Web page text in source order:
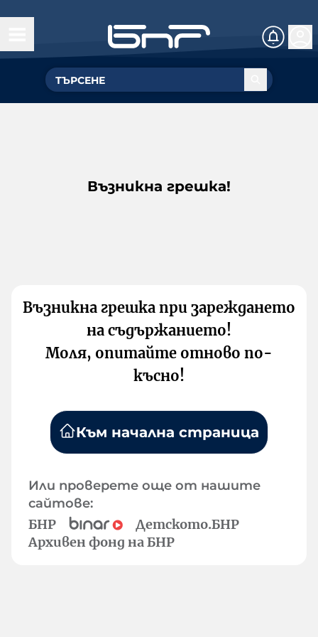
Възникна грешка!
Възникна грешка при зареждането
на съдържанието!
Моля, опитайте отново по-
късно!
Към начална страница
Или проверете още от нашите
сайтове:
БНР
Детското.БНР
Архивен фонд на БНР